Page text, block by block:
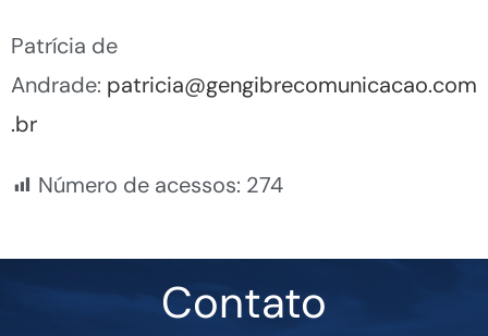
Patrícia de
Andrade: patricia@gengibrecomunicacao.com
.br
Número de acessos: 274
Contato